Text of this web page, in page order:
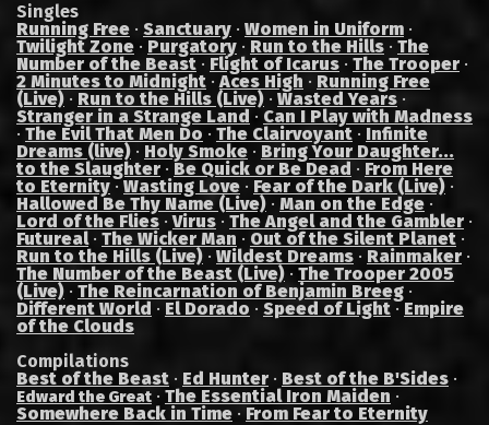
Singles
Running Free · Sanctuary · Women in Uniform ·
Twilight Zone · Purgatory · Run to the Hills · The
Number of the Beast · Flight of Icarus · The Trooper ·
2 Minutes to Midnight ·Aces High · Running Free
(Live) · Run to the Hills (Live) · Wasted Years ·
Stranger in a Strange Land · Can I Play with Madness
· The Evil That Men Do · The Clairvoyant · Infinite
Dreams (live) · Holy Smoke · Bring Your Daughter...
to the Slaughter · Be Quick or Be Dead · From Here
to Eternity·Wasting Love · Fear of the Dark (Live) ·
Hallowed Be Thy Name (Live) · Man on the Edge ·
Lord of the Flies ·Virus · The Angel and the Gambler ·
Futureal· The Wicker Man · Out of the Silent Planet ·
Run to the Hills (Live) · Wildest Dreams · Rainmaker ·
The Number of the Beast (Live) · The Trooper 2005
(Live) · The Reincarnation of Benjamin Breeg ·
Different World · El Dorado · Speed of Light·Empire
of the Clouds
Compilations
Best of the Beast · Ed Hunter · Best of the B'Sides ·
Edward the Great · The Essential Iron Maiden ·
Somewhere Back in Time · From Fear to Eternity